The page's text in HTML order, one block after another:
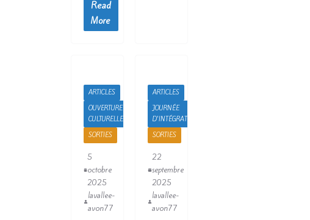
Read
More
ARTICLES
OUVERTURE
CULTURELLE
SORTIES
5
octobre
2025
lavallee-
avon77
ARTICLES
JOURNÉE
D'INTÉGRATION
SORTIES
22
septembre
2025
lavallee-
avon77